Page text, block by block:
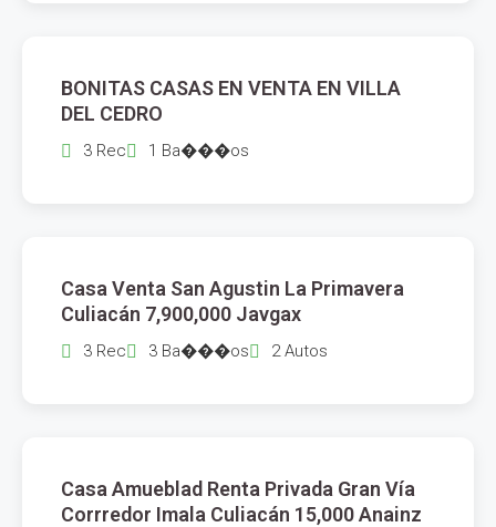
VENTA
BONITAS CASAS EN VENTA EN VILLA
DEL CEDRO
3 Rec 1 Ba���os
VENTA
Casa Venta San Agustin La Primavera
Culiacán 7,900,000 Javgax
3 Rec 3 Ba���os 2 Autos
RENTA
Casa Amueblad Renta Privada Gran Vía
Corrredor Imala Culiacán 15,000 Anainz